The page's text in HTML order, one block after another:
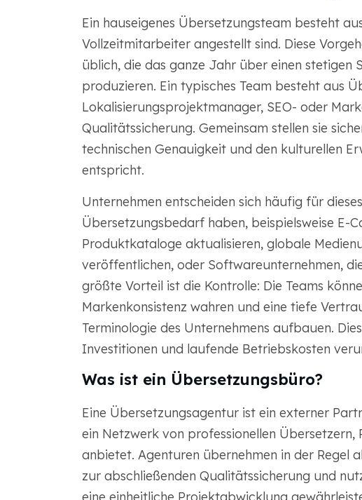
Ein hauseigenes Übersetzungsteam besteht
Vollzeitmitarbeiter angestellt sind. Diese
üblich, die das ganze Jahr über einen stetigen
produzieren. Ein typisches Team besteht aus
Lokalisierungsprojektmanager, SEO- oder
Qualitätssicherung. Gemeinsam stellen sie
technischen Genauigkeit und den kulturellen
entspricht.
Unternehmen entscheiden sich häufig für
Übersetzungsbedarf haben, beispielsweise E-
Produktkataloge aktualisieren, globale
veröffentlichen, oder Softwareunternehmen,
größte Vorteil ist die Kontrolle: Die Teams
Markenkonsistenz wahren und eine tiefe
Terminologie des Unternehmens aufbauen.
Investitionen und laufende Betriebskosten
Was ist ein Übersetzungsbüro?
Eine Übersetzungsagentur ist ein externer
ein Netzwerk von professionellen
anbietet. Agenturen übernehmen in der Regel
zur abschließenden Qualitätssicherung und